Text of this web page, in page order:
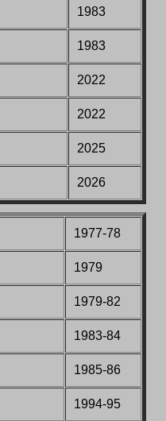
1983
1983
2022
2022
2025
2026
1977-78
1979
1979-82
1983-84
1985-86
1994-95